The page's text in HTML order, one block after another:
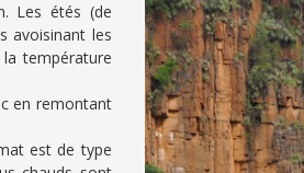
Les étés (de
avoisinant les
température
en remontant
est de type